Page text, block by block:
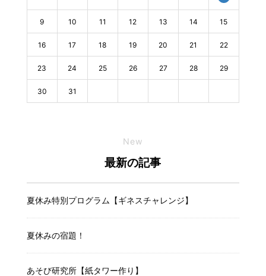
9 10 11 12 13 14 15
16 17 18 19 20 21 22
23 24 25 26 27 28 29
30 31
New
最新の記事
夏休み特別プログラム【ギネスチャレンジ】
夏休みの宿題！
あそび研究所【紙タワー作り】